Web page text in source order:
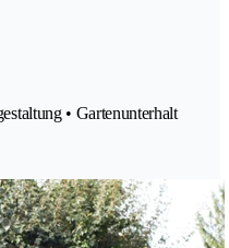
• Gartenunterhalt